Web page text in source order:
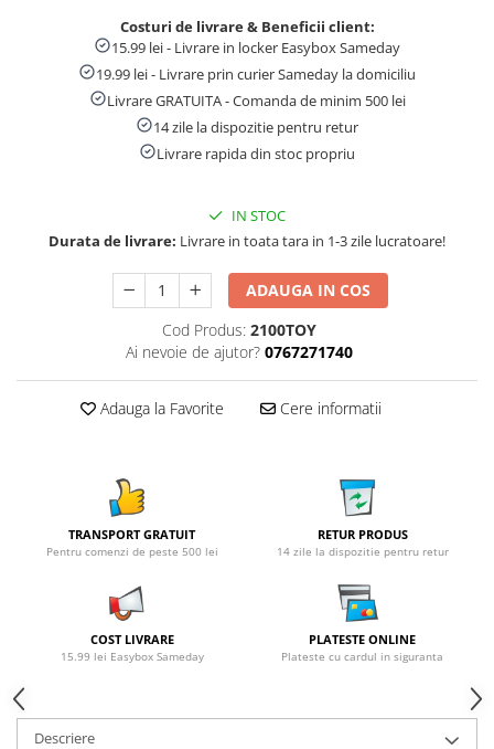
Costuri de livrare & Beneficii client:
15.99 lei - Livrare in locker Easybox Sameday
19.99 lei - Livrare prin curier Sameday la domiciliu
Livrare GRATUITA - Comanda de minim 500 lei
14 zile la dispozitie pentru retur
Livrare rapida din stoc propriu
IN STOC
Durata de livrare: Livrare in toata tara in 1-3 zile lucratoare!
ADAUGA IN COS
Cod Produs: 2100TOY
Ai nevoie de ajutor? 0767271740
Adauga la Favorite Cere informatii
TRANSPORT GRATUIT
Pentru comenzi de peste 500 lei
RETUR PRODUS
14 zile la dispozitie pentru retur
COST LIVRARE
15.99 lei Easybox Sameday
PLATESTE ONLINE
Plateste cu cardul in siguranta
Descriere